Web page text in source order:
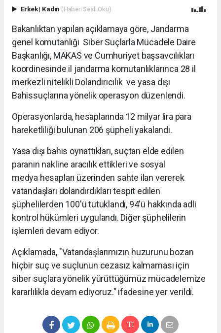
Erkek| Kadın (Haberi Sesli Oku)
Bakanlıktan yapılan açıklamaya göre, Jandarma
genel komutanlığı Siber Suçlarla Mücadele Daire
Başkanlığı, MAKAS ve Cumhuriyet başsavcılıkları
koordinesinde il jandarma komutanlıklarınca 28 il
merkezli nitelikli Dolandırıcılık ve yasa dışı
Bahissuçlarına yönelik operasyon düzenlendi.
Operasyonlarda, hesaplarında 12 milyar lira para
hareketliliği bulunan 206 şüpheli yakalandı.
Yasa dışı bahis oynattıkları, suçtan elde edilen
paranın nakline aracılık ettikleri ve sosyal
medya hesapları üzerinden sahte ilan vererek
vatandaşları dolandırdıkları tespit edilen
şüphelilerden 100'ü tutuklandı, 94'ü hakkında adli
kontrol hükümleri uygulandı. Diğer şüphelilerin
işlemleri devam ediyor.
Açıklamada, "Vatandaşlarımızın huzurunu bozan
hiçbir suç ve suçlunun cezasız kalmaması için
siber suçlara yönelik yürüttüğümüz mücadelemize
kararlılıkla devam ediyoruz." ifadesine yer verildi.